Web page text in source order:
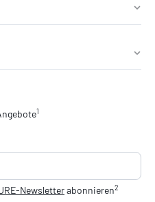
1
Newsletterabonnieren2